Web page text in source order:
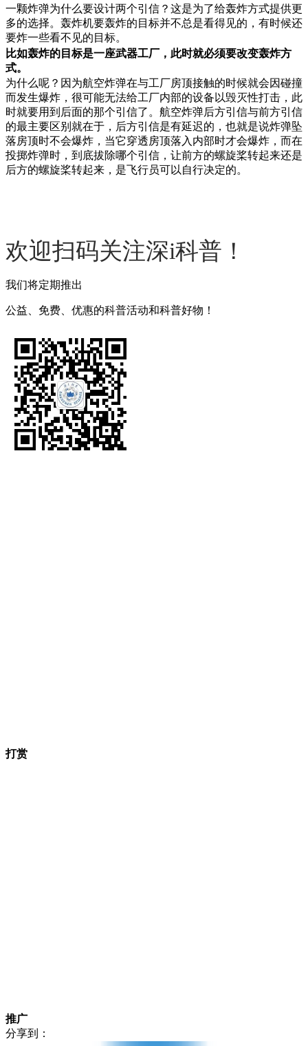
一颗炸弹为什么要设计两个引信？这是为了给轰炸方式提供更
多的选择。轰炸机要轰炸的目标并不总是看得见的，有时候还
要炸一些看不见的目标。
比如轰炸的目标是一座武器工厂，此时就必须要改变轰炸方
式。
为什么呢？因为航空炸弹在与工厂房顶接触的时候就会因碰撞
而发生爆炸，很可能无法给工厂内部的设备以毁灭性打击，此
时就要用到后面的那个引信了。航空炸弹后方引信与前方引信
的最主要区别就在于，后方引信是有延迟的，也就是说炸弹坠
落房顶时不会爆炸，当它穿透房顶落入内部时才会爆炸，而在
投掷炸弹时，到底拔除哪个引信，让前方的螺旋桨转起来还是
后方的螺旋桨转起来，是飞行员可以自行决定的。
欢迎扫码关注深i科普！
我们将定期推出
公益、免费、优惠的科普活动和科普好物！
打赏
推广
分享到：